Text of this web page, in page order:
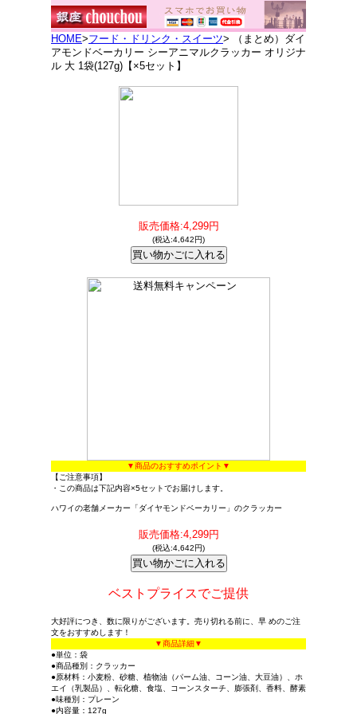
HOME>フード・ドリンク・スイーツ> （まとめ）ダイ
アモンドベーカリー シーアニマルクラッカー オリジナ
ル 大 1袋(127g)【×5セット】
販売価格:4,299円
(税込:4,642円)
▼商品のおすすめポイント▼
【ご注意事項】
・この商品は下記内容×5セットでお届けします。
ハワイの老舗メーカー「ダイヤモンドベーカリー」のクラッカー
販売価格:4,299円
(税込:4,642円)
ベストプライスでご提供
大好評につき、数に限りがございます。売り切れる前に、早 めのご注
文をおすすめします！
▼商品詳細▼
●単位：袋
●商品種別：クラッカー
●原材料：小麦粉、砂糖、植物油（パーム油、コーン油、大豆油）、ホ
エイ（乳製品）、転化糖、食塩、コーンスターチ、膨張剤、香料、酵素
●味種別：プレーン
●内容量：127g